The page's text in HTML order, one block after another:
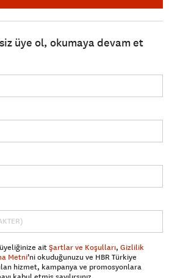
üye ol, okumaya devam et
aitŞartlar ve Koşulları, Gizlilik
Metni’ni okuduğunuzu ve HBR Türkiye
hizmet, kampanya ve promosyonlara